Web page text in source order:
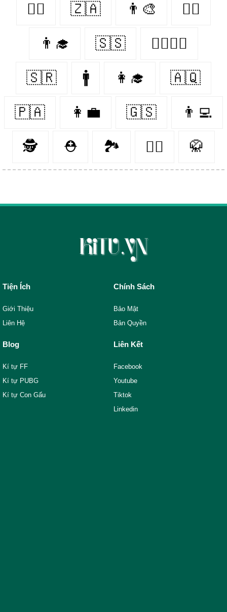
👨‍⚕️ 🇿🇦 👨‍🎨 👨‍✈️
👨‍🎓 🇸🇸 👩‍❤️‍💋‍👨
🇸🇷 🚹 👩‍🎓 🇦🇶
🇵🇦 👩‍💼 🇬🇸 👨‍💻
🕵️ ⛑ 🏞 👨‍⚖️ 🥋
Tiện Ích
Giới Thiệu
Liên Hệ
Chính Sách
Bảo Mật
Bản Quyền
Blog
Kí tự FF
Kí tự PUBG
Kí tự Con Gấu
Liên Kết
Facebook
Youtube
Tiktok
Linkedin